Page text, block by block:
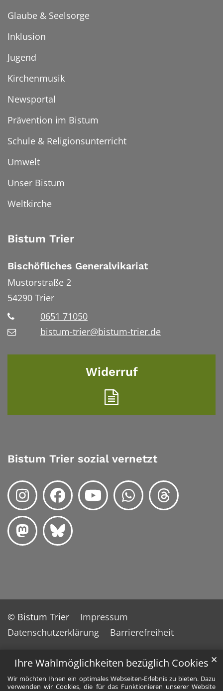
Ihre Wahlmöglichkeiten bezüglich Cookies
Wir möchten Ihnen ein optimales Webseiten-Erlebnis zu bieten. Dazu
verwenden wir Cookies, die für das Funktionieren unserer Website
✕
Glaube & Seelsorge
Inklusion
Jugend
Kirchenmusik
Newsportal
Prävention im Bistum
Schule & Religionsunterricht
Umwelt
Unser Bistum
Weltkirche
Bistum Trier
Bischöfliches Generalvikariat
Mustorstraße 2
54290 Trier
0651 71050
bistum-trier@bistum-trier.de
Widerruf
Bistum Trier sozial vernetzt
© Bistum Trier
Impressum
Datenschutzerklärung
Barrierefreiheit